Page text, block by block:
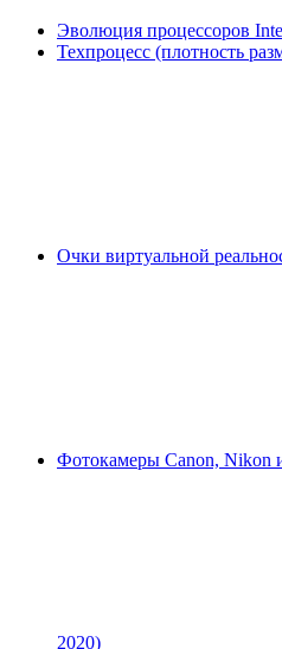
Эволюция процессоров
Техпроцесс (плотность
Очки виртуальной
Фотокамеры Canon, Nikon
2020)